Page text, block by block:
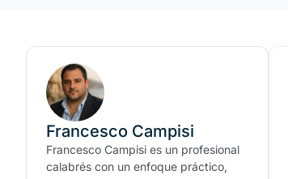
Francesco Campisi
Francesco Campisi es un profesional
calabrés con un enfoque práctico,